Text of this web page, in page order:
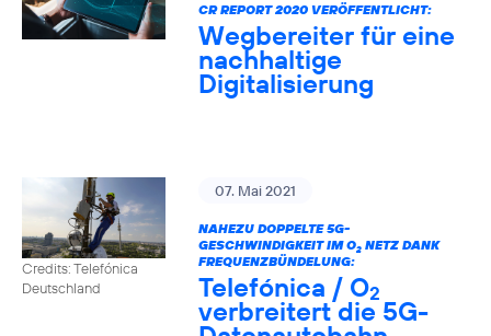
CR REPORT 2020 VERÖFFENTLICHT:
Wegbereiter für eine
nachhaltige
Digitalisierung
Credits: Telefónica
Deutschland
07. Mai 2021
NAHEZU DOPPELTE 5G-
GESCHWINDIGKEIT IM O2NETZ DANK
FREQUENZBÜNDELUNG:
Telefónica / O2
verbreitert die 5G-